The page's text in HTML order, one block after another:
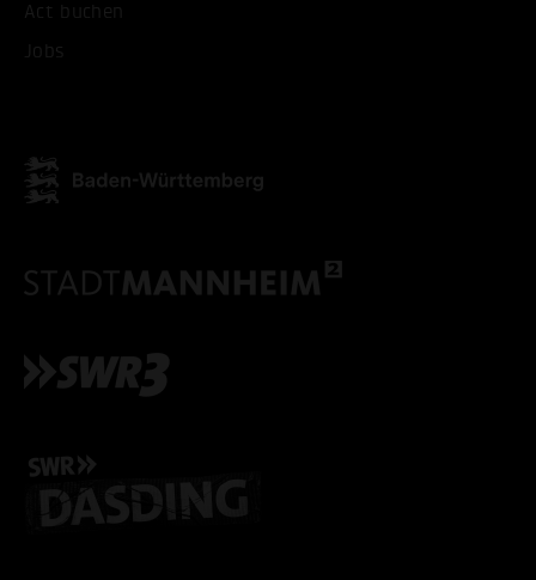
ALLE COOKIES
Act buchen
Jobs